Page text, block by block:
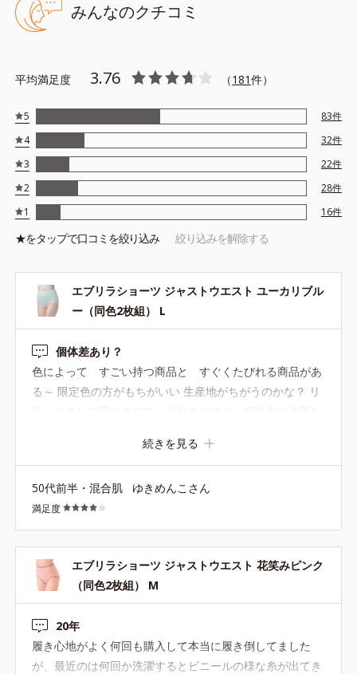
みんなのクチコミ
平均満足度 3.76 （181件）
5 83件
4
32件
3
22件
2
28件
1
16件
★をタップで口コミを絞り込み 絞り込みを解除する
エブリラショーツ ジャストウエスト ユーカリブル
ー（同色2枚組） L
個体差あり？
色によって すごい持つ商品と すぐくたびれる商品があ
る～ 限定色の方がもちがいい 生産地がちがうのかな？ リ
続きを見る
50代前半・混合肌 ゆきめんこさん
満足度
エブリラショーツ ジャストウエスト 花笑みピンク
（同色2枚組） M
20年
履き心地がよく何回も購入して本当に履き倒してました
が、最近のは何回か洗濯するとビニールの様な糸が出てき